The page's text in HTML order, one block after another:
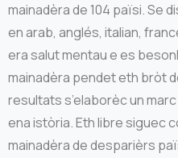
mainadèra de 104 païsi. Se
en arab, anglés, italian,
era salut mentau e es
mainadèra pendet eth bròt
resultats s’elaborèc un
ena istòria. Eth libre siguec
mainadèra de desparièrs